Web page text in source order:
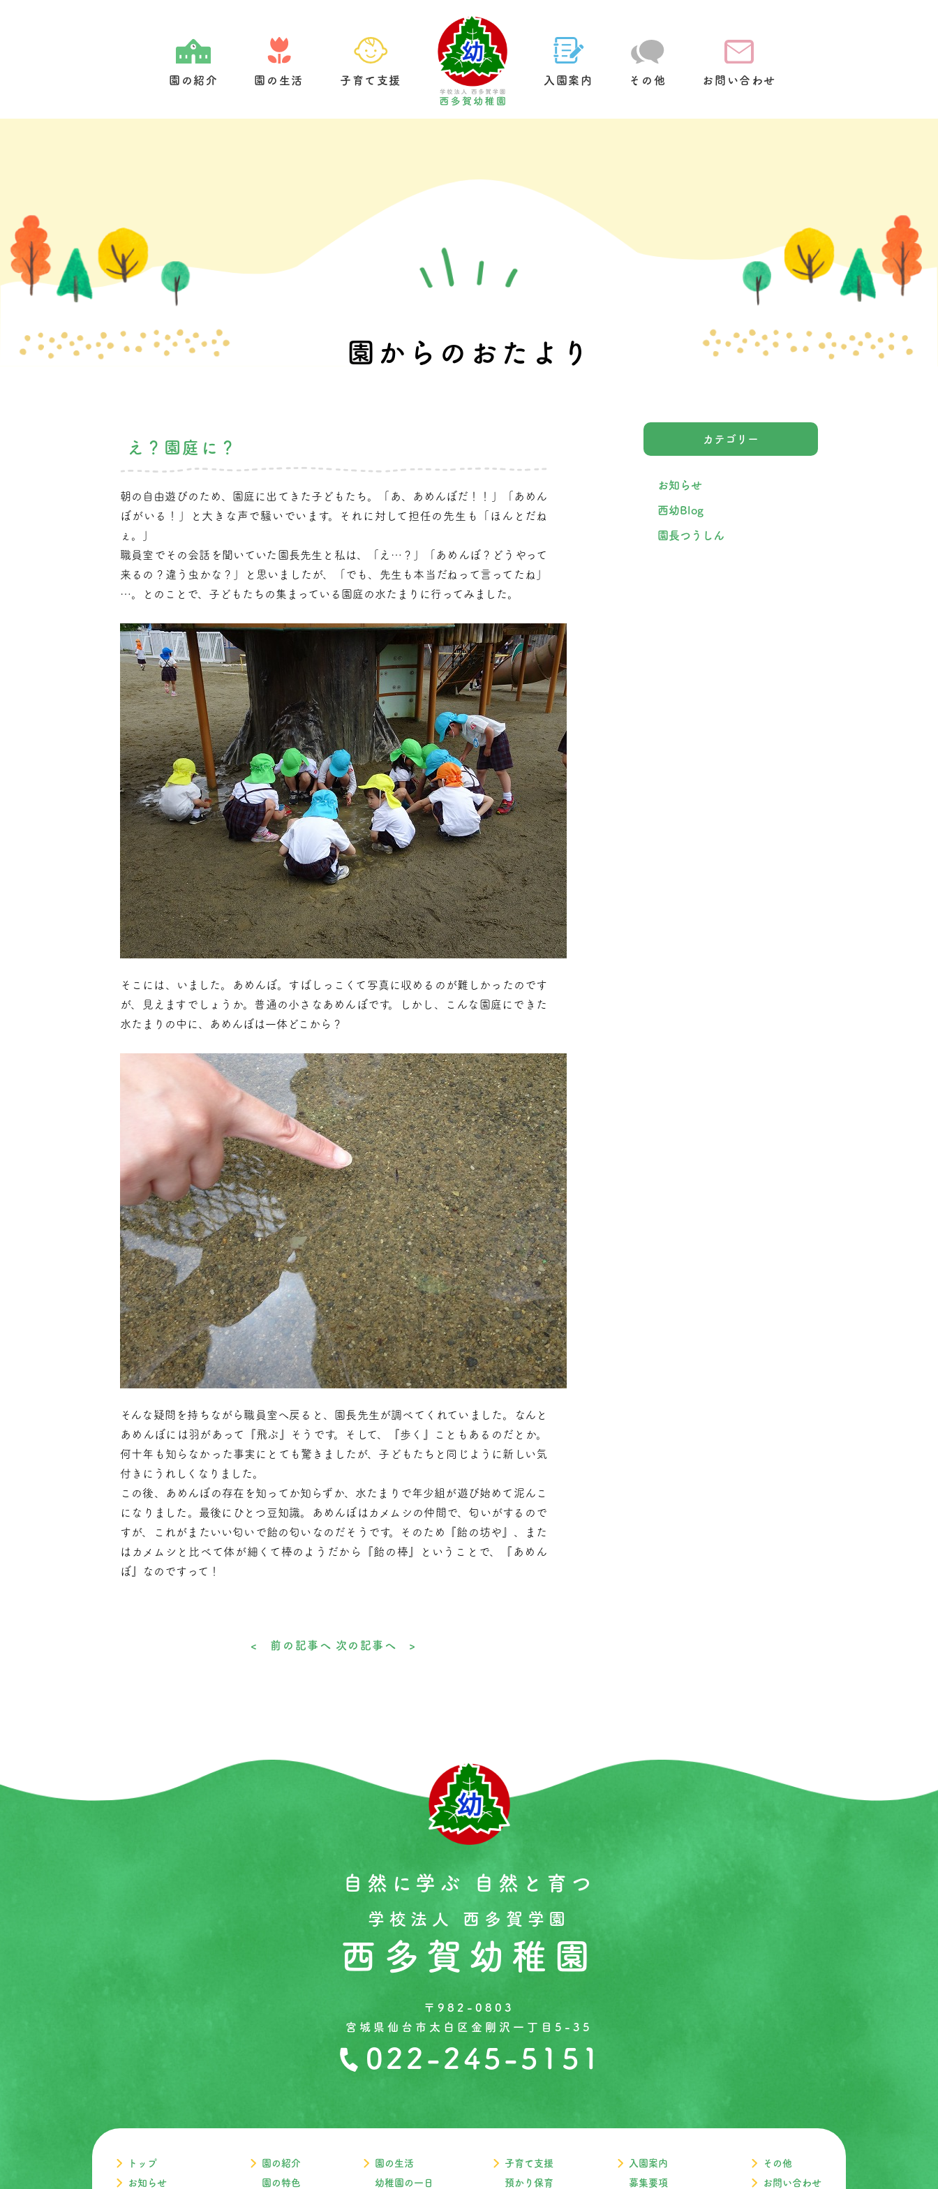
園の紹介 園の生活 子育て支援 入園案内 その他 お問い合わせ
園からのおたより
え？園庭に？
朝の自由遊びのため、園庭に出てきた子どもたち。「あ、あめんぼだ！！」「あめん
ぼがいる！」と大きな声で騒いでいます。それに対して担任の先生も「ほんとだね
ぇ。」
職員室でその会話を聞いていた園長先生と私は、「え…？」「あめんぼ？どうやって
来るの？違う虫かな？」と思いましたが、「でも、先生も本当だねって言ってたね」
…。とのことで、子どもたちの集まっている園庭の水たまりに行ってみました。
そこには、いました。あめんぼ。すばしっこくて写真に収めるのが難しかったのです
が、見えますでしょうか。普通の小さなあめんぼです。しかし、こんな園庭にできた
水たまりの中に、あめんぼは一体どこから？
そんな疑問を持ちながら職員室へ戻ると、園長先生が調べてくれていました。なんと
あめんぼには羽があって『飛ぶ』そうです。そして、『歩く』こともあるのだとか。
何十年も知らなかった事実にとても驚きましたが、子どもたちと同じように新しい気
付きにうれしくなりました。
この後、あめんぼの存在を知ってか知らずか、水たまりで年少組が遊び始めて泥んこ
になりました。最後にひとつ豆知識。あめんぼはカメムシの仲間で、匂いがするので
すが、これがまたいい匂いで飴の匂いなのだそうです。そのため『飴の坊や』、また
はカメムシと比べて体が細くて棒のようだから『飴の棒』ということで、『あめん
ぼ』なのですって！
< 前の記事へ 次の記事へ >
カテゴリー
お知らせ
西幼Blog
園長つうしん
自然に学ぶ 自然と育つ
学校法人 西多賀学園
西多賀幼稚園
〒982-0803
宮城県仙台市太白区金剛沢一丁目5-35
022-245-5151
トップ
お知らせ
園の紹介
園の特色
園の生活
幼稚園の一日
子育て支援
預かり保育
入園案内
募集要項
その他
お問い合わせ